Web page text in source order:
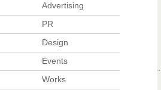
Advertising
PR
Design
Events
Works